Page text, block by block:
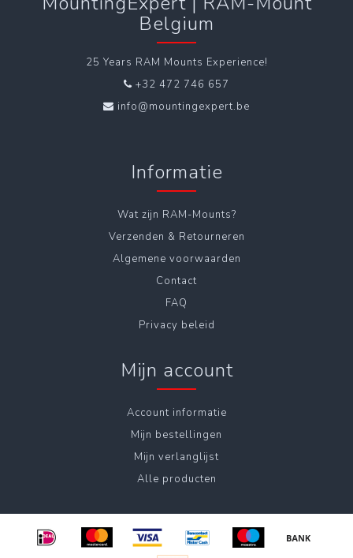
Belgium
25 Years RAM Mounts Experience!
+32 472 746 657
info@mountingexpert.be
Informatie
Wat zijn RAM-Mounts?
Verzenden & Retourneren
Algemene voorwaarden
Contact
FAQ
Privacy beleid
Mijn account
Account informatie
Mijn bestellingen
Mijn verlanglijst
Alle producten